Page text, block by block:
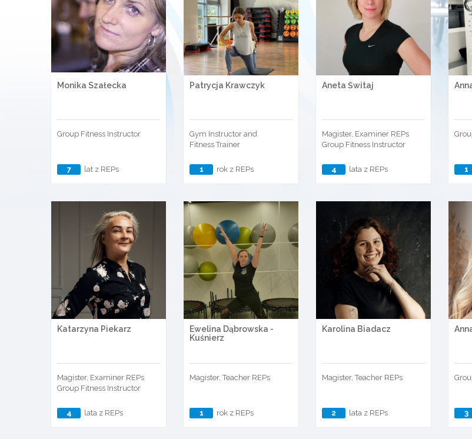
Monika Szałecka
Group Fitness Instructor
7 lat z REPs
Patrycja Krawczyk
Gym Instructor and
Fitness Trainer
1 rok z REPs
Aneta Świtaj
Magister, Examiner REPs
Group Fitness Instructor
4 lata z REPs 1
Katarzyna Piekarz
Magister, Examiner REPs
Group Fitness Instructor
4 lata z REPs
Ewelina Dąbrowska -
Kuśnierz
Magister, Teacher REPs
1 rok z REPs
Karolina Biadacz
Magister, Teacher REPs
2 lata z REPs 3